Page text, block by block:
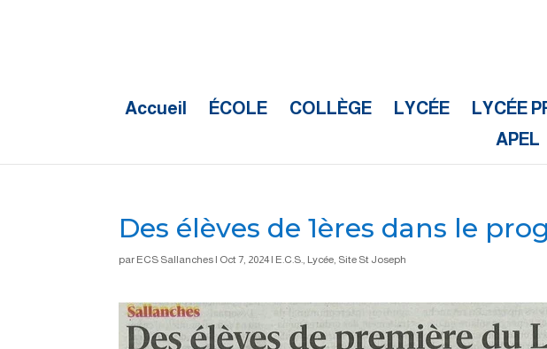
Accueil ÉCOLE COLLÈGE LYCÉE LYCÉE
APEL
Des élèves de 1ères dans le
par ECS Sallanches | Oct 7, 2024| E.C.S., Lycée, Site St Joseph